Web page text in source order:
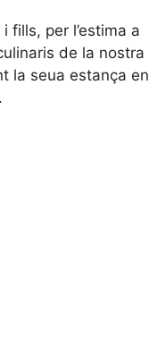
fills, per l’estima a
de la nostra
la seua estança en